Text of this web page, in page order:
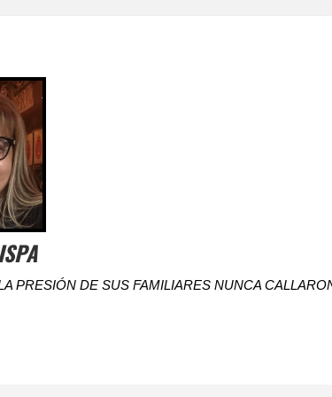
PRESIÓN DE SUS FAMILIARES NUNCA